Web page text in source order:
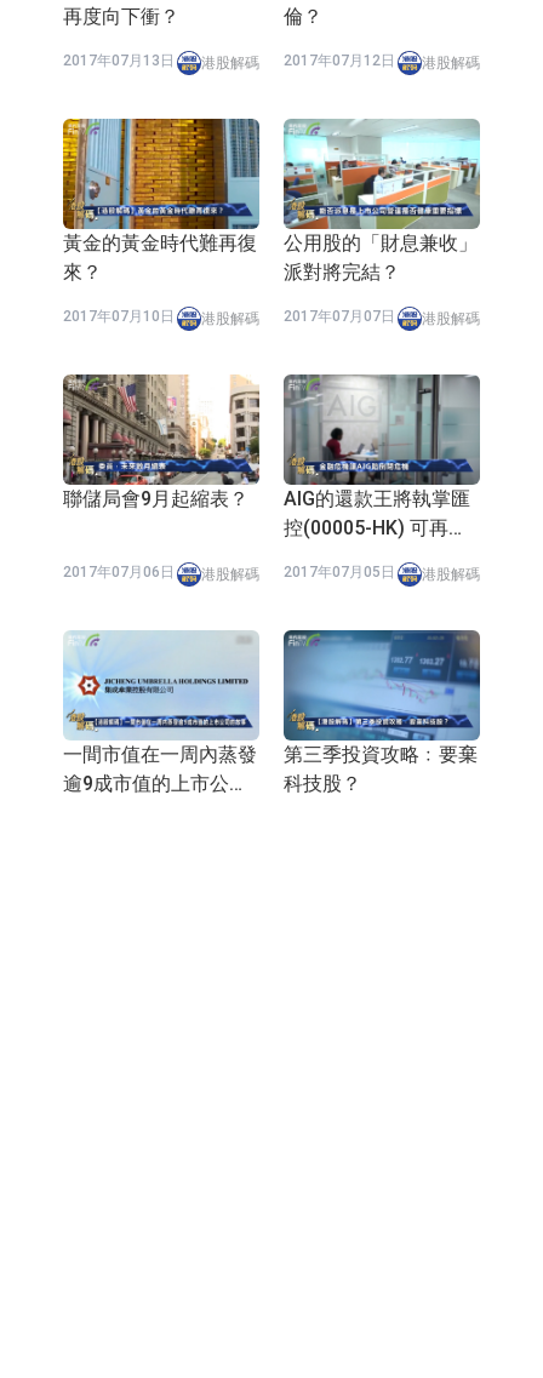
再度向下衝？
2017年07月13日 港股解碼
倫？
2017年07月12日 港股解碼
黃金的黃金時代難再復
來？
2017年07月10日 港股解碼
公用股的「財息兼收」
派對將完結？
2017年07月07日 港股解碼
聯儲局會9月起縮表？
2017年07月06日 港股解碼
AIG的還款王將執掌匯
控(00005-HK) 可再創
2017年07月05日 港股解碼
一間市值在一周內蒸發
逾9成市值的上市公司
第三季投資攻略﹕要棄
科技股？